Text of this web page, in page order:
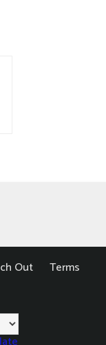
Out
Terms